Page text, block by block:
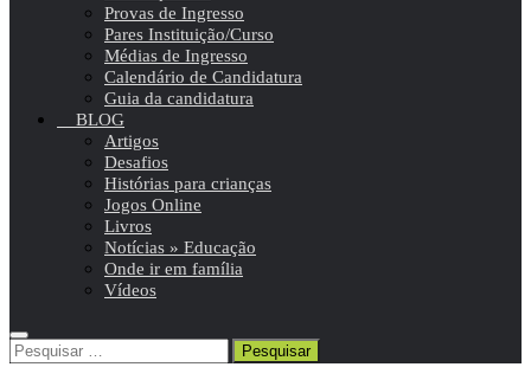
Provas de Ingresso
Pares Instituição/Curso
Médias de Ingresso
Calendário de Candidatura
Guia da candidatura
BLOG
Artigos
Desafios
Histórias para crianças
Jogos Online
Livros
Notícias » Educação
Onde ir em família
Vídeos
Pesquisar
por: